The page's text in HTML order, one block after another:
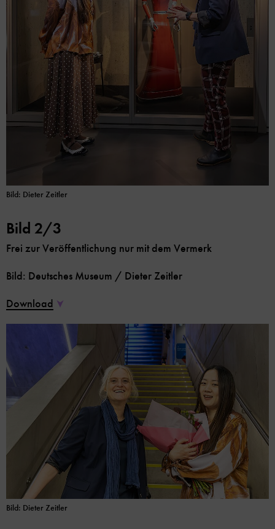
Bild: Dieter Zeitler
Bild: Dieter Zeitler
Bild 2/3
Frei zur Veröffentlichung nur mit dem Vermerk
Bild: Deutsches Museum / Dieter Zeitler
Download